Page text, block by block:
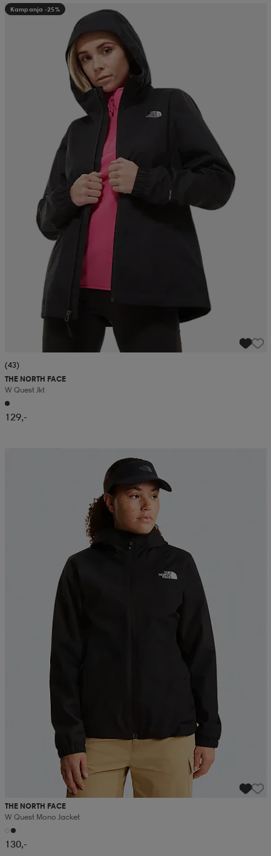
Kampanja -25%
(43)
THE NORTH FACE
W Quest Jkt
129,-
THE NORTH FACE
W Quest Mono Jacket
130,-